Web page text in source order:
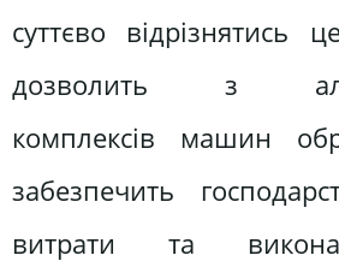
суттєво відрізнятись
дозволить з
комплексів машин
забезпечить
витрати та